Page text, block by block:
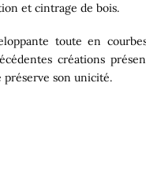
et cintrage de bois.
toute en
créations
préserve son unicité.